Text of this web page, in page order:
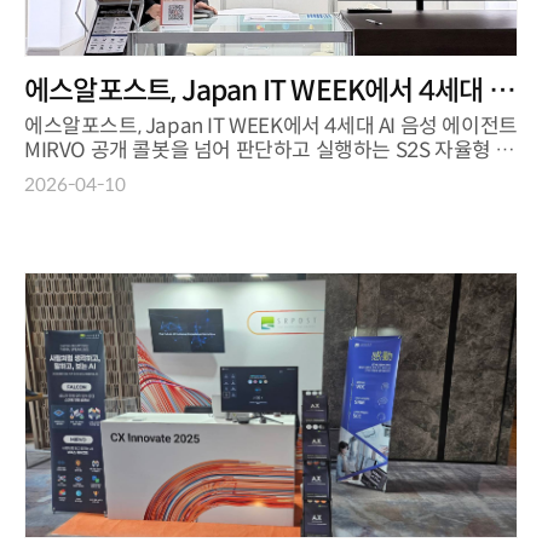
에스알포스트, Japan IT WEEK에서 4세대 AI
음성 에이전트 'MIRVO' 공개 "콜봇을 넘어 판
단하고 실행하는 S2S 자율형 보이스 에이전
트"… 글로벌 첫 공개
에스알포스트, Japan IT WEEK에서 4세대 AI 음성 에이전트
MIRVO 공개 콜봇을 넘어 판단하고 실행하는 S2S 자율형 보
2026-04-10